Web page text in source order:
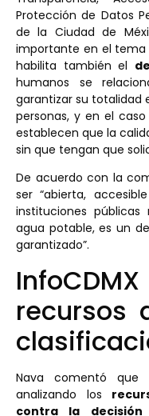
Protección de Datos
de la Ciudad de
importante en el tema
habilita también el
humanos se
garantizar su totalidad
personas, y en el
establecen que la
sin que tengan que
De acuerdo con la
ser “abierta,
instituciones públicas
agua potable, es un
garantizado”.
recursos
Nava comentó que
analizando los
contra la decisión